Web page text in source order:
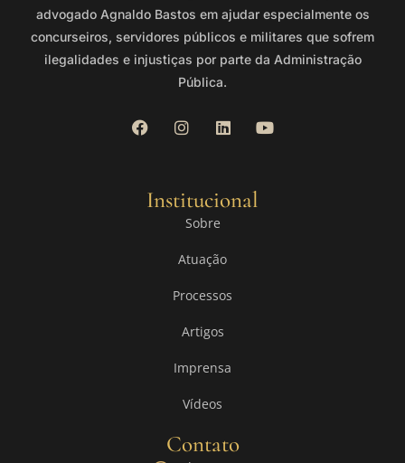
advogado Agnaldo Bastos em ajudar especialmente os
concurseiros, servidores públicos e militares que sofrem
ilegalidades e injustiças por parte da Administração
Pública.
Institucional
Sobre
Atuação
Processos
Artigos
Imprensa
Vídeos
Contato